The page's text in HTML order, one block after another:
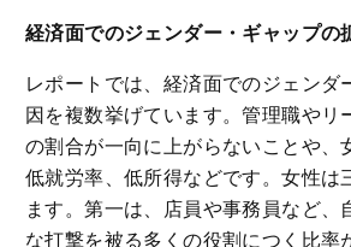
経済面でのジェンダー・ギャップの
レポートでは、経済面でのジェンダ
因を複数挙げています。管理職やリ
の割合が一向に上がらないことや、
低就労率、低所得などです。女性は
ます。第一は、店員や事務員など、
な打撃を被る多くの役割につく比率